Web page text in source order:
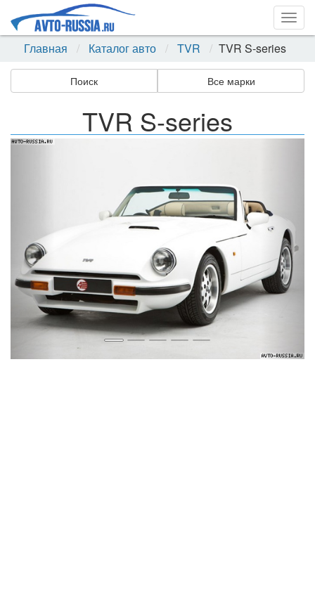
Главная
Каталог авто TVR TVR S-series
Поиск Все марки
TVR S-series
Назад